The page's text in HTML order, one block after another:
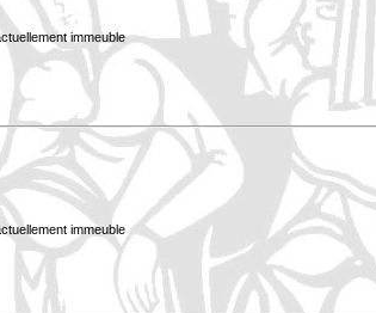
immeuble
immeuble